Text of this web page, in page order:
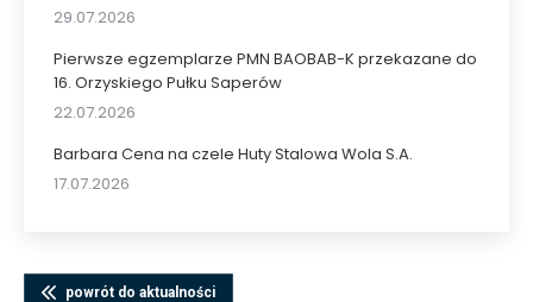
29.07.2026
Pierwsze egzemplarze PMN BAOBAB-K przekazane do
16. Orzyskiego Pułku Saperów
22.07.2026
Barbara Cena na czele Huty Stalowa Wola S.A.
17.07.2026
powrót do aktualności